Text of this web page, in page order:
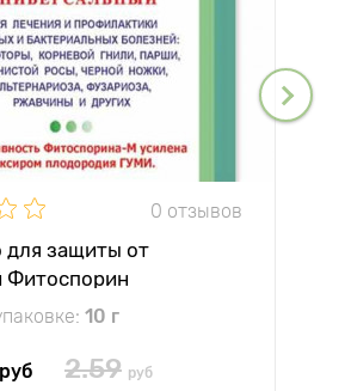
0 отзывов
для защиты от
Фитоспорин
10 г
руб 2.59 руб